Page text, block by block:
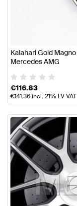
Kalahari Gold
Mercedes AMG
€116.83
€141.36incl. 21% LV VAT